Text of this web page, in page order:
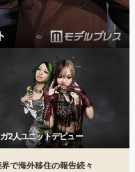
2人ユニットデビュー
で海外移住の報告続々